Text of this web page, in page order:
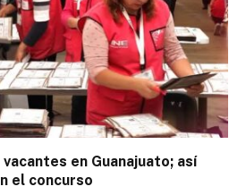
vacantes en Guanajuato; así
el concurso